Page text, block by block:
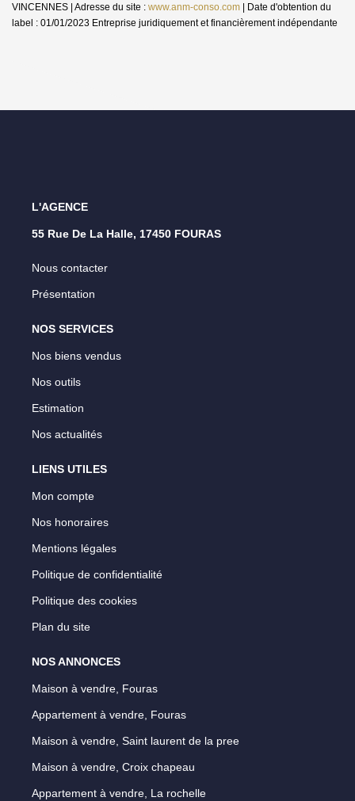
VINCENNES | Adresse du site : www.anm-conso.com | Date d'obtention du
label : 01/01/2023 Entreprise juridiquement et financièrement indépendante
L'AGENCE
55 Rue De La Halle, 17450 FOURAS
Nous contacter
Présentation
NOS SERVICES
Nos biens vendus
Nos outils
Estimation
Nos actualités
LIENS UTILES
Mon compte
Nos honoraires
Mentions légales
Politique de confidentialité
Politique des cookies
Plan du site
NOS ANNONCES
Maison à vendre, Fouras
Appartement à vendre, Fouras
Maison à vendre, Saint laurent de la pree
Maison à vendre, Croix chapeau
Appartement à vendre, La rochelle